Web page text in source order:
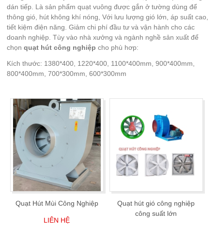
dán tiếp. Là sản phẩm quạt vuông được gắn ở tường dùng để
thông gió, hút không khí nóng,Với lưu lượng gió lớn, áp suất cao,
tiết kiệm điện năng. Giảm chi phí đầu tư và vận hành cho các
doanh nghiệp. Tùy vào nhà xưởng và ngành nghề sản xuất để
chọnquạt hút công nghiệp cho phù hơp:
Kích thước: 1380*400, 1220*400, 1100*400mm, 900*400mm,
800*400mm, 700*300mm, 600*300mm
Quạt Hút Mùi Công Nghiệp
LIÊN HỆ
Quạt hút gió công nghiệp
công suất lớn